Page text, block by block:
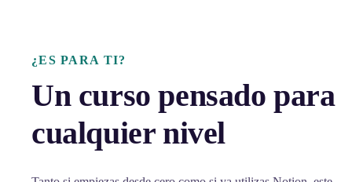
¿ES PARA TI?
Un curso pensado para
cualquier nivel